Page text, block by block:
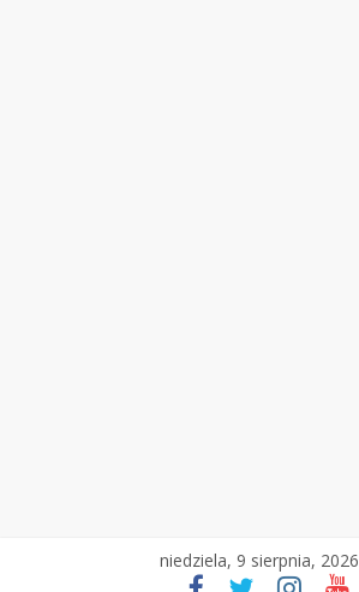
niedziela, 9 sierpnia, 2026